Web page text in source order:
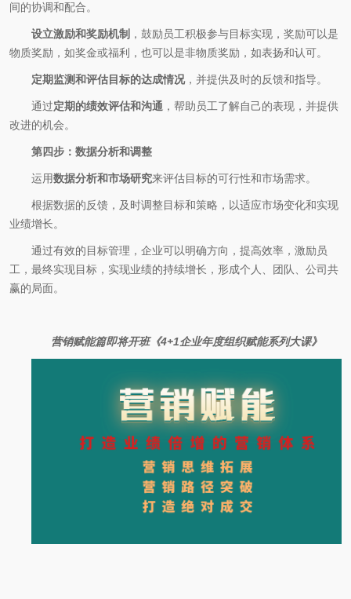
间的协调和配合。
设立激励和奖励机制 ，鼓励员工积极参与目标实现，奖励可以是
物质奖励，如奖金或福利，也可以是非物质奖励，如表扬和认可。
定期监测和评估目标的达成情况，并提供及时的反馈和指导。
通过定期的绩效评估和沟通 ，帮助员工了解自己的表现，并提供
改进的机会。
第四步：数据分析和调整
运用数据分析和市场研究来评估目标的可行性和市场需求。
根据数据的反馈，及时调整目标和策略，以适应市场变化和实现
业绩增长。
通过有效的目标管理，企业可以明确方向，提高效率，激励员
工，最终实现目标，实现业绩的持续增长，形成个人、团队、公司共
赢的局面。
营销赋能篇即将开班《4+1企业年度组织赋能系列大课》